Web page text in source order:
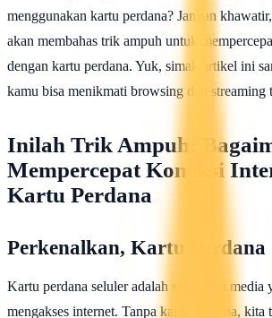
menggunakan kartu perdana? Jangan
akan membahas trik ampuh untuk
dengan kartu perdana. Yuk, simak artikel ini
kamu bisa menikmati browsing dan streaming
Inilah Trik Ampuh:
Mempercepat Koneksi
Kartu Perdana
Perkenalkan, Kartu Perdana
Kartu perdana seluler adalah salah satu
mengakses internet. Tanpa kartu perdana, kita